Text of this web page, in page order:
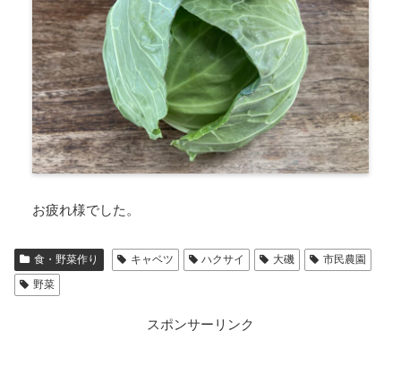
お疲れ様でした。
食・野菜作り キャベツ ハクサイ 大磯
市民農園
野菜
スポンサーリンク